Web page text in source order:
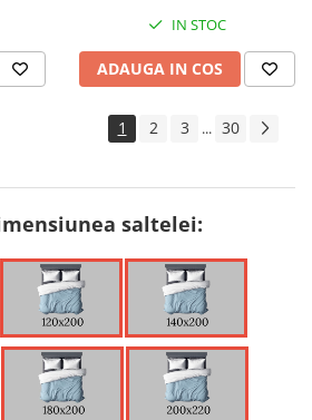
IN STOC
ADAUGA IN COS
1 2 3 ... 30
saltelei: